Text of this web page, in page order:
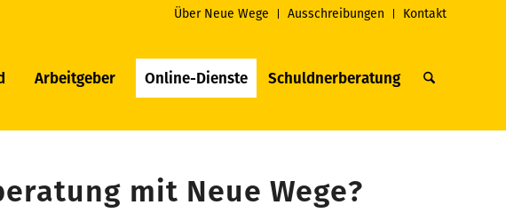
Über Neue Wege Ausschreibungen Kontakt
Arbeitgeber Online-Dienste Schuldnerberatung
mit Neue Wege?